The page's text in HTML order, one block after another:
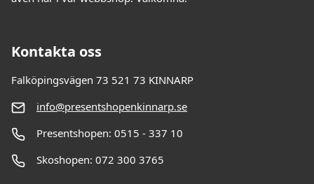
Kontakta oss
Falköpingsvägen 73 521 73 KINNARP
info@presentshopenkinnarp.se
Presentshopen: 0515 - 337 10
Skoshopen: 072 300 3765